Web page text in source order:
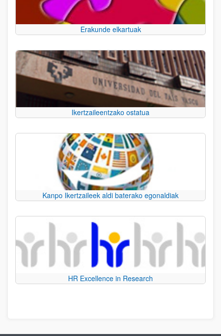
Erakunde elkartuak
Ikertzaileentzako ostatua
Kanpo Ikertzaileek aldi baterako egonaldiak
HR Excellence in Research